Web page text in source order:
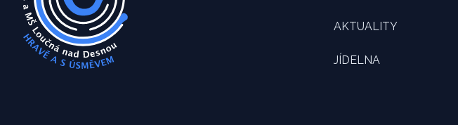
AKTUALITY
JÍDELNA